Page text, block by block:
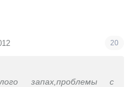
20
запах,проблемы с